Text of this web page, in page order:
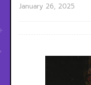
January 26, 2025